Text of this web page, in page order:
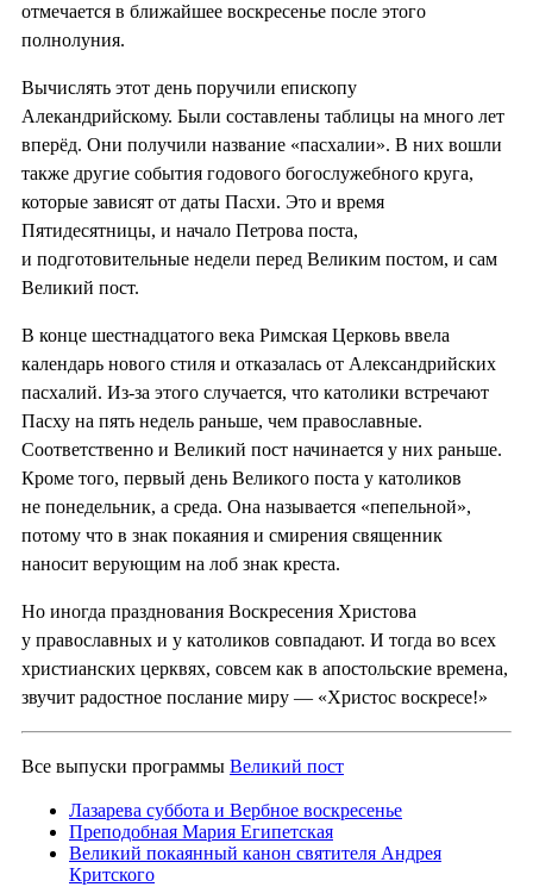
отмечается в ближайшее воскресенье после этого
полнолуния.
Вычислять этот день поручили епископу
Алекандрийскому. Были составлены таблицы на много лет
вперёд. Они получили название «пасхалии». В них вошли
также другие события годового богослужебного круга,
которые зависят от даты Пасхи. Это и время
Пятидесятницы, и начало Петрова поста,
и подготовительные недели перед Великим постом, и сам
Великий пост.
В конце шестнадцатого века Римская Церковь ввела
календарь нового стиля и отказалась от Александрийских
пасхалий. Из-за этого случается, что католики встречают
Пасху на пять недель раньше, чем православные.
Соответственно и Великий пост начинается у них раньше.
Кроме того, первый день Великого поста у католиков
не понедельник, а среда. Она называется «пепельной»,
потому что в знак покаяния и смирения священник
наносит верующим на лоб знак креста.
Но иногда празднования Воскресения Христова
у православных и у католиков совпадают. И тогда во всех
христианских церквях, совсем как в апостольские времена,
звучит радостное послание миру — «Христос воскресе!»
Все выпуски программы Великий пост
Лазарева суббота и Вербное воскресенье
Преподобная Мария Египетская
Великий покаянный канон святителя Андрея
Критского